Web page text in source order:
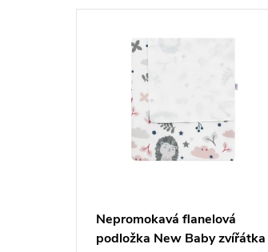
z
Nepromokavá flanelová
podložka New Baby zvířátka